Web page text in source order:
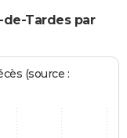
de-Tardes par
(source :